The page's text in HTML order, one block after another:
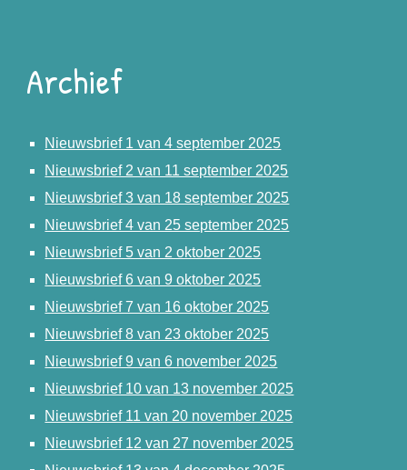
Archief
Nieuwsbrief 1 van 4 september 2025
Nieuwsbrief 2 van 11 september 2025
Nieuwsbrief 3 van 18 september 2025
Nieuwsbrief 4 van 25 september 2025
Nieuwsbrief 5 van 2 oktober 2025
Nieuwsbrief 6 van 9 oktober 2025
Nieuwsbrief 7 van 16 oktober 2025
Nieuwsbrief 8 van 23 oktober 2025
Nieuwsbrief 9 van 6 november 2025
Nieuwsbrief 10 van 13 november 2025
Nieuwsbrief 11 van 20 november 2025
Nieuwsbrief 12 van 27 november 2025